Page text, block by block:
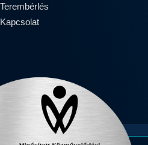
Terembérlés
Kapcsolat